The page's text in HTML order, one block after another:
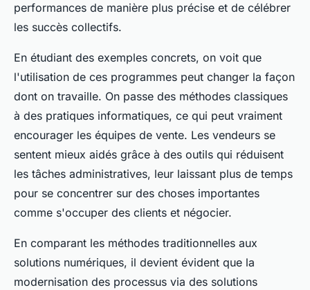
performances de manière plus précise et de célébrer
les succès collectifs.
En étudiant des exemples concrets, on voit que
l'utilisation de ces programmes peut changer la façon
dont on travaille. On passe des méthodes classiques
à des pratiques informatiques, ce qui peut vraiment
encourager les équipes de vente. Les vendeurs se
sentent mieux aidés grâce à des outils qui réduisent
les tâches administratives, leur laissant plus de temps
pour se concentrer sur des choses importantes
comme s'occuper des clients et négocier.
En comparant les méthodes traditionnelles aux
solutions numériques, il devient évident que la
modernisation des processus via des solutions